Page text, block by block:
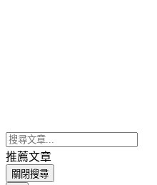
推薦文章
關閉搜尋